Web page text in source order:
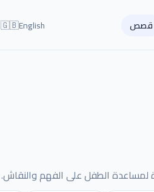
قصص 🇬🇧English